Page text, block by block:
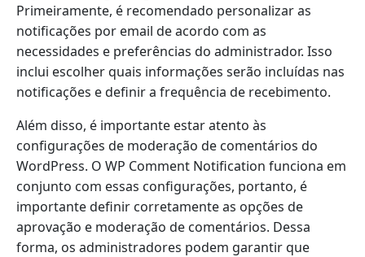
Primeiramente, é recomendado personalizar as
notificações por email de acordo com as
necessidades e preferências do administrador. Isso
inclui escolher quais informações serão incluídas nas
notificações e definir a frequência de recebimento.
Além disso, é importante estar atento às
configurações de moderação de comentários do
WordPress. O WP Comment Notification funciona em
conjunto com essas configurações, portanto, é
importante definir corretamente as opções de
aprovação e moderação de comentários. Dessa
forma, os administradores podem garantir que